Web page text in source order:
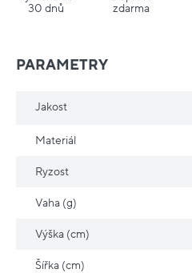
30 dnů
zdarma
PARAMETRY
Jakost
Materiál
Ryzost
Vaha (g)
Výška (cm)
Šířka (cm)